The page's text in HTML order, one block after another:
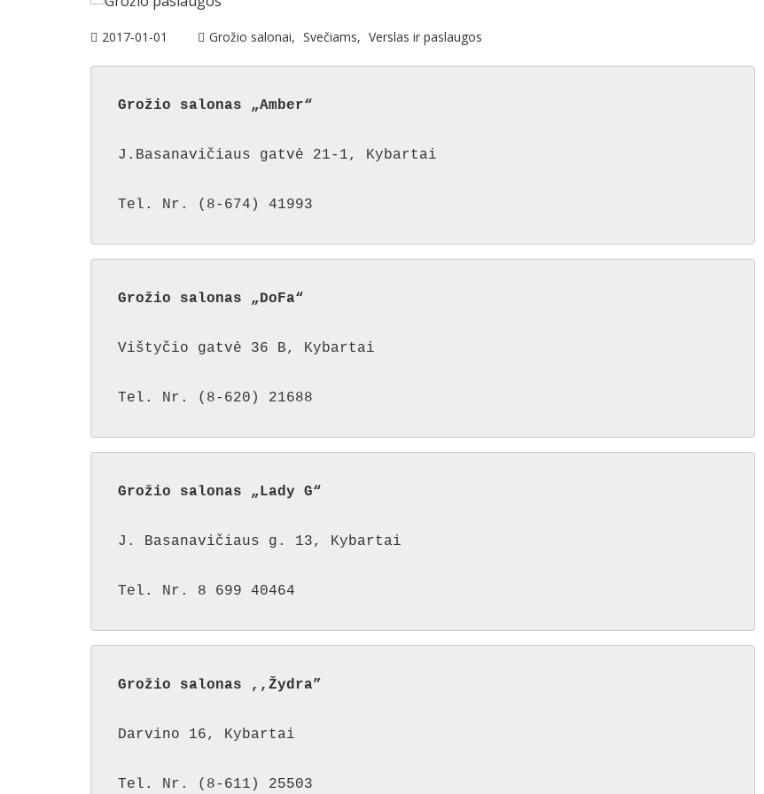
2017-01-01 Grožio salonai Svečiams Verslas ir paslaugos
Grožio salonas „Amber“
J.Basanavičiaus gatvė 21-1, Kybartai
Tel. Nr. (8-674) 41993
Grožio salonas „DoFa“
Vištyčio gatvė 36 B, Kybartai
Tel. Nr. (8-620) 21688
Grožio salonas „Lady G“
J. Basanavičiaus g. 13, Kybartai
Tel. Nr. 8 699 40464
Grožio salonas ,,Žydra”
Darvino 16, Kybartai
Tel. Nr. (8-611) 25503